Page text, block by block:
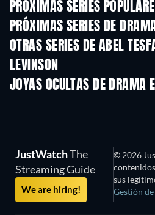
PRÓXIMAS SERIES
TV
PRÓXIMAS SERIES DE
Temporada 6
OTRAS SERIES DE ABEL
LEVINSON
JOYAS OCULTAS DE DRAMA
TV
JustWatchThe
Streaming Guide
We are hiring!
© 2026
sus
Gestión